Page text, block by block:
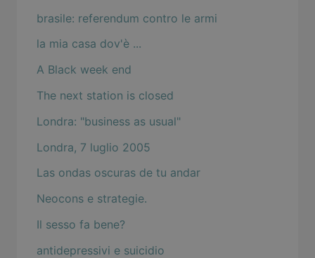
brasile: referendum contro le armi
la mia casa dov'è ...
A Black week end
The next station is closed
Londra: "business as usual"
Londra, 7 luglio 2005
Las ondas oscuras de tu andar
Neocons e strategie.
Il sesso fa bene?
antidepressivi e suicidio